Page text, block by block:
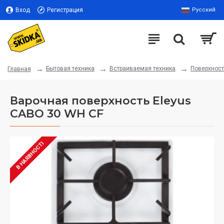
Вход Регистрация Русский
Главная Бытовая техника Встраиваемая техника
Варочная поверхность Eleyus
CABO 30 WH CF
В НАЯВНОСТІ